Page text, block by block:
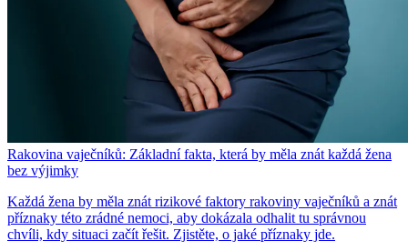
Rakovina vaječníků: Základní fakta, která by měla znát každá žena
bez výjimky
Každá žena by měla znát rizikové faktory rakoviny vaječníků a znát
příznaky této zrádné nemoci, aby dokázala odhalit tu správnou
chvíli, kdy situaci začít řešit. Zjistěte, o jaké příznaky jde.